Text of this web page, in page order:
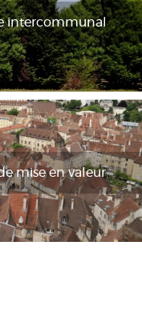
intercommunal
mise en valeur